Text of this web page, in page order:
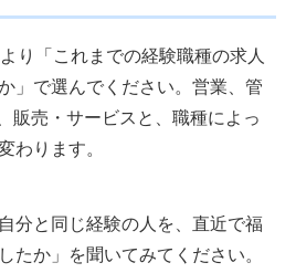
り「これまでの経験職種の求人
」で選んでください。営業、管
販売・サービスと、職種によっ
わります。
分と同じ経験の人を、直近で福
たか」を聞いてみてください。